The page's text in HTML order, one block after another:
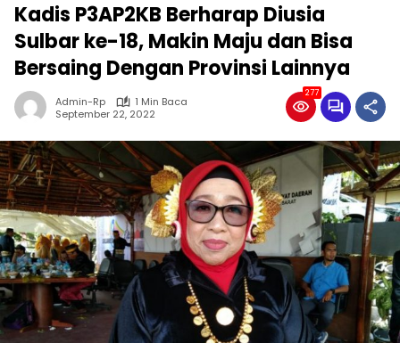
Kadis P3AP2KB Berharap Diusia
Sulbar ke-18, Makin Maju dan Bisa
Bersaing Dengan Provinsi Lainnya
Admin-Rp
1 Min Baca
September 22, 2022
277